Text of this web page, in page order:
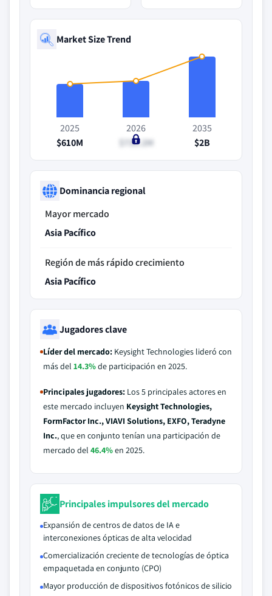
Market Size Trend
2025
$610M
2026
$730.2M
2035
$2B
Dominancia regional
Mayor mercado
Asia Pacífico
Región de más rápido crecimiento
Asia Pacífico
Jugadores clave
Líder del mercado: Keysight Technologies lideró con
más del 14.3%de participación en 2025.
Principales jugadores: Los 5 principales actores en
este mercado incluyen Keysight Technologies,
FormFactor Inc., VIAVI Solutions, EXFO, Teradyne
Inc., que en conjunto tenían una participación de
mercado del 46.4%en 2025.
Principales impulsores del mercado
Expansión de centros de datos de IA e
interconexiones ópticas de alta velocidad
Comercialización creciente de tecnologías de óptica
empaquetada en conjunto (CPO)
Mayor producción de dispositivos fotónicos de silicio